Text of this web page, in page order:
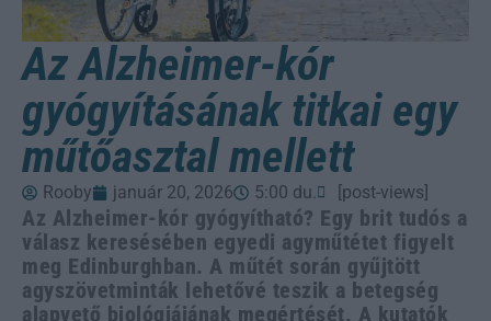
Az Alzheimer-kór
gyógyításának titkai egy
műtőasztal mellett
Rooby január 20, 2026 5:00 du. [post-views]
Az Alzheimer-kór gyógyítható? Egy brit tudós a
válasz keresésében egyedi agyműtétet figyelt
meg Edinburghban. A műtét során gyűjtött
agyszövetminták lehetővé teszik a betegség
alapvető biológiájának megértését. A kutatók